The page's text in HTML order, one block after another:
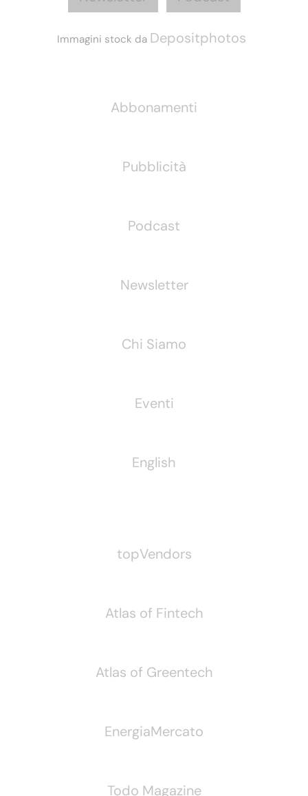
Immagini stock da Depositphotos
Abbonamenti
Pubblicità
Podcast
Newsletter
Chi Siamo
Eventi
English
topVendors
Atlas of Fintech
Atlas of Greentech
EnergiaMercato
Todo Magazine